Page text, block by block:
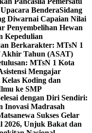
BenderaSidang
Diwarnai Capaian Nilai
Penyembelihan Hewan
Kepedulian
Berkarakter: MTsN 1
Akhir Tahun (ASAT)
MTsN 1 Kota
Mengajar
Kelas Koding dan
ke SMP
dengan Diri Sendiri:
Inovasi Madrasah
Sukses Gelar
2026, Unjuk Bakat dan